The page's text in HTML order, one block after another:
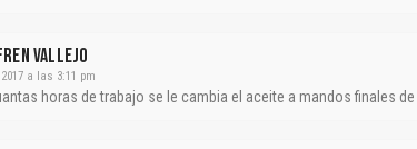
VALLEJO
a las 3:11 pm
horas de trabajo se le cambia el aceite a mandos finales